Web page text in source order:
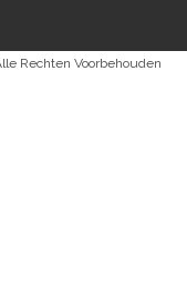
Rechten Voorbehouden